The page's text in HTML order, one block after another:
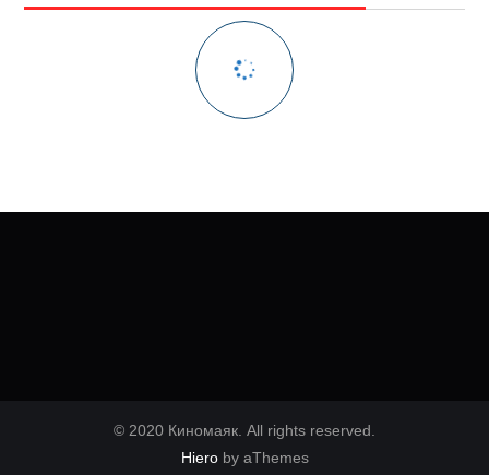
© 2020 Киномаяк. All rights reserved.
Hieroby aThemes